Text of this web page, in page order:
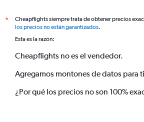
*
Cheapflights siempre trata de obtener precios
los precios no están garantizados.
Esta es la razón:
Cheapflights no es el vendedor.
Agregamos montones de datos para ti
¿Por qué los precios no son 100%